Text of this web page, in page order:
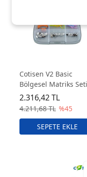
Cotisen V2 Basic
Bölgesel Matriks Seti
4.211,68 TL %45
2.316,42 TL